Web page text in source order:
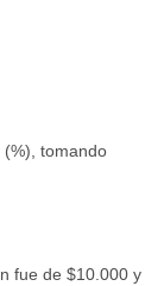
tomando
fue de $10.000 y